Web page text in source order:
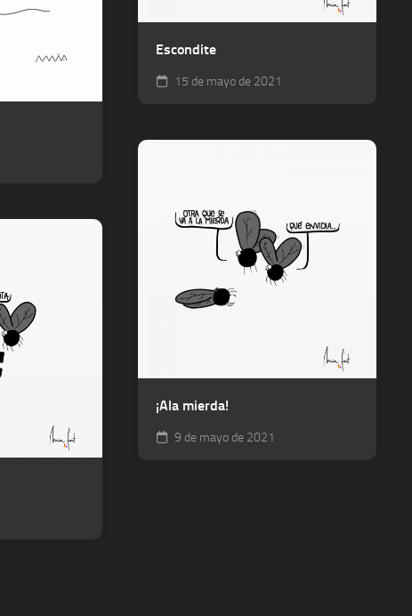
Escondite
15 de mayo de 2021
¡Ala mierda!
9 de mayo de 2021